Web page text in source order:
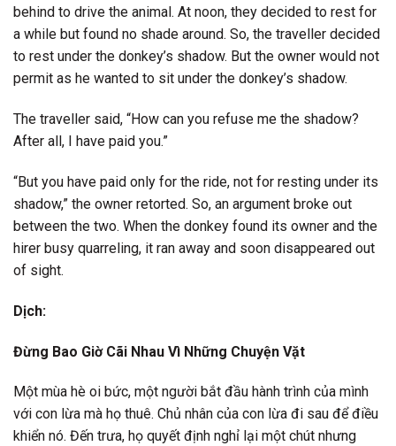
behind to drive the animal. At noon, they decided to rest for
a while but found no shade around. So, the traveller decided
to rest under the donkey’s shadow. But the owner would not
permit as he wanted to sit under the donkey’s shadow.
The traveller said, “How can you refuse me the shadow?
After all, I have paid you.”
“But you have paid only for the ride, not for resting under its
shadow,” the owner retorted. So, an argument broke out
between the two. When the donkey found its owner and the
hirer busy quarreling, it ran away and soon disappeared out
of sight.
Dịch:
Đừng Bao Giờ Cãi Nhau Vì Những Chuyện Vặt
Một mùa hè oi bức, một người bắt đầu hành trình của mình
với con lừa mà họ thuê. Chủ nhân của con lừa đi sau để điều
khiển nó. Đến trưa, họ quyết định nghỉ lại một chút nhưng